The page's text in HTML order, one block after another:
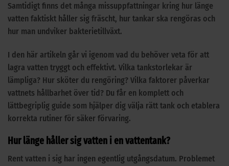
Samtidigt finns det många missuppfattningar kring hur länge
vatten faktiskt håller sig fräscht, hur tankar ska rengöras och
hur man undviker bakterietillväxt.
I den här artikeln går vi igenom vad du behöver veta för att
lagra vatten tryggt och effektivt. Vilka tankstorlekar är
lämpliga? Hur sköter du rengöring? Vilka faktorer påverkar
vattnets hållbarhet över tid? Du får en komplett och
lättbegriplig guide som hjälper dig välja rätt tank och etablera
korrekta rutiner för säker förvaring.
Hur länge håller sig vatten i en vattentank?
Rent vatten i sig har ingen egentlig utgångsdatum. Problemet